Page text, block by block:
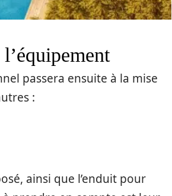
passera ensuite à la mise
:
ainsi que l’enduit pour